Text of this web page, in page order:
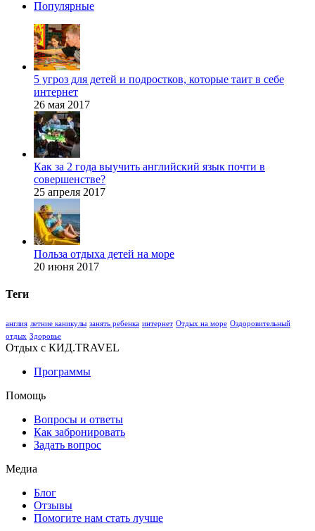
Популярные
5 угроз для детей и подростков, которые таит в себе
интернет
26 мая 2017
Как за 2 года выучить английский язык почти в
совершенстве?
25 апреля 2017
Польза отдыха детей на море
20 июня 2017
Теги
англия летние каникулы занять ребенка интернет Отдых на море Оздоровительный
отдых Здоровье
Отдых с КИД.TRAVEL
Программы
Помощь
Вопросы и ответы
Как забронировать
Задать вопрос
Медиа
Блог
Отзывы
Помогите нам стать лучше